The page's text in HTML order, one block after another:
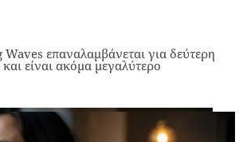
επαναλαμβάνεται για δεύτερη
είναι ακόμα μεγαλύτερο